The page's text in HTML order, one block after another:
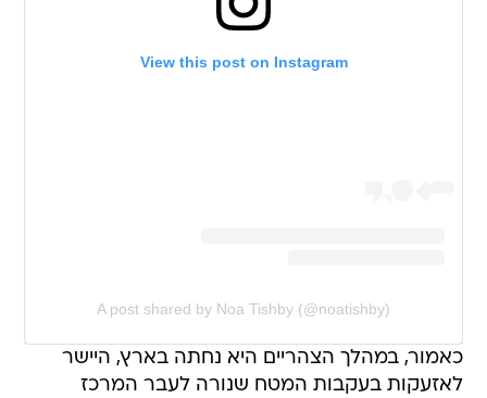
View this post on Instagram
A post shared by Noa Tishby (@noatishby)
כאמור, במהלך הצהריים היא נחתה בארץ, היישר
לאזעקות בעקבות המטח שנורה לעבר המרכז